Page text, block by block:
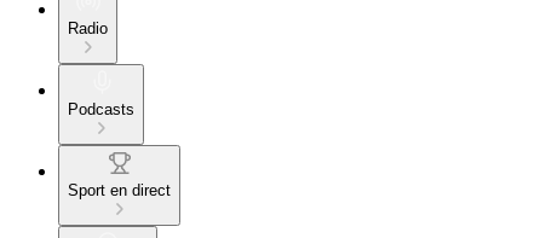
Radio
Podcasts
Sport en direct